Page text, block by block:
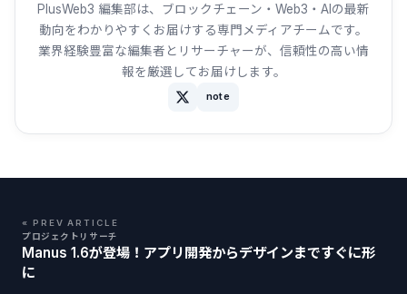
PlusWeb3 編集部は、ブロックチェーン・Web3・AIの最新
動向をわかりやすくお届けする専門メディアチームです。
業界経験豊富な編集者とリサーチャーが、信頼性の高い情
報を厳選してお届けします。
note
« PREV ARTICLE
プロジェクトリサーチ
Manus 1.6が登場！アプリ開発からデザインまですぐに形
に